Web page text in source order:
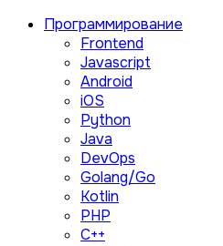
Программирование
Frontend
Javascript
Android
iOS
Python
Java
DevOps
Golang/Go
Kotlin
PHP
C++